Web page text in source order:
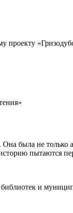
проекту
была не только
пытаются
и